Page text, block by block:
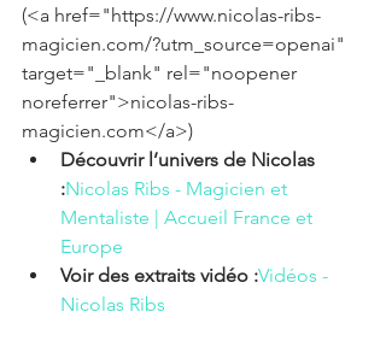
(<a href="https://www.nicolas-ribs-
magicien.com/?utm_source=openai"
target="_blank" rel="noopener
noreferrer">nicolas-ribs-
magicien.com</a>)
Découvrir l’univers de Nicolas
:Nicolas Ribs - Magicien et
Mentaliste | Accueil France et
Europe
Voir des extraits vidéo :Vidéos -
Nicolas Ribs